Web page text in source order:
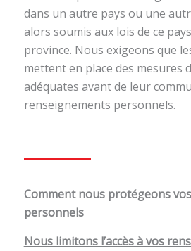
dans un autre pays ou une
alors soumis aux lois de ce
province. Nous exigeons que
mettent en place des mesures
adéquates avant de leur
renseignements personnels.
Comment nous protégeons
personnels
Nous limitons l’accès à vos